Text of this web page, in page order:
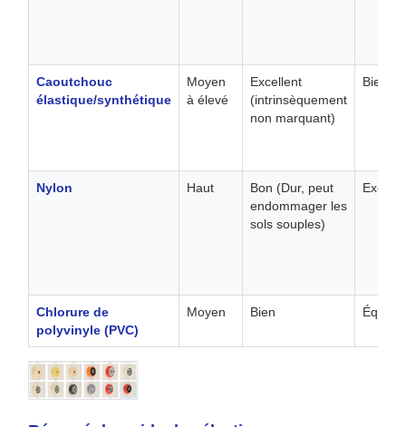
Caoutchouc
élastique/synthétique
Moyen
à élevé
Excellent
(intrinsèquement
non marquant)
Bien
Nylon Haut
Bon (Dur, peut
endommager les
sols souples)
Chlorure de
polyvinyle (PVC)
Moyen Bien